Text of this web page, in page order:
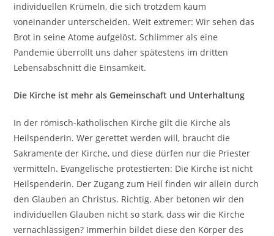
individuellen Krümeln, die sich trotzdem kaum
voneinander unterscheiden. Weit extremer: Wir sehen das
Brot in seine Atome aufgelöst. Schlimmer als eine
Pandemie überrollt uns daher spätestens im dritten
Lebensabschnitt die Einsamkeit.
Die Kirche ist mehr als Gemeinschaft und Unterhaltung
In der römisch-katholischen Kirche gilt die Kirche als
Heilspenderin. Wer gerettet werden will, braucht die
Sakramente der Kirche, und diese dürfen nur die Priester
vermitteln. Evangelische protestierten: Die Kirche ist nicht
Heilspenderin. Der Zugang zum Heil finden wir allein durch
den Glauben an Christus. Richtig. Aber betonen wir den
individuellen Glauben nicht so stark, dass wir die Kirche
vernachlässigen? Immerhin bildet diese den Körper des